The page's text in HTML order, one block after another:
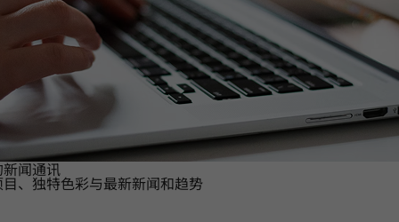
闻通讯
、独特色彩与最新新闻和趋势